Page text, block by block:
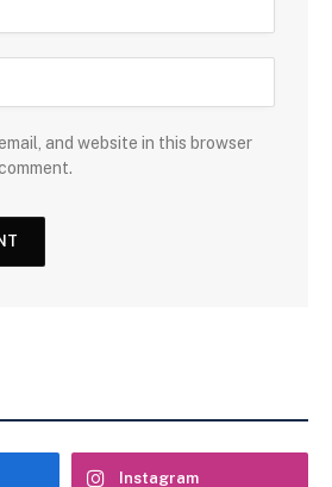
and website in this browser
Instagram